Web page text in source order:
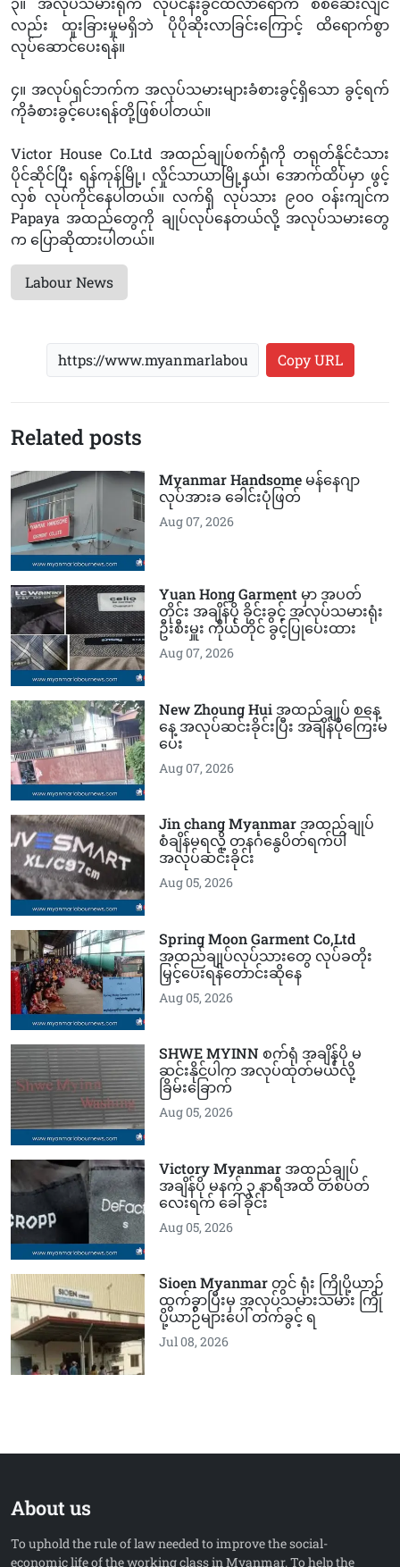
လည်း ထူးခြားမှုမရှိဘဲ ပိုပိုဆိုးလာခြင်းကြောင့် ထိရောက်စွာ
လုပ်ဆောင်ပေးရန်။
၄။ အလုပ်ရှင်ဘက်က အလုပ်သမားများခံစားခွင့်ရှိသော ခွင့်ရက်
ကိုခံစားခွင့်ပေးရန်တို့ဖြစ်ပါတယ်။
Victor House Co.Ltd အထည်ချုပ်စက်ရုံကို တရုတ်နိုင်ငံသား
ပိုင်ဆိုင်ပြီး ရန်ကုန်မြို့၊ လှိုင်သာယာမြို့နယ်၊ အောက်ထိပ်မှာ ဖွင့်
လှစ် လုပ်ကိုင်နေပါတယ်။ လက်ရှိ လုပ်သား ၉၀၀ ဝန်းကျင်က
Papaya အထည်တွေကို ချုပ်လုပ်နေတယ်လို့ အလုပ်သမားတွေ
က ပြောဆိုထားပါတယ်။
Labour News
Copy URL
Related posts
Myanmar Handsome မန်နေဂျာ
လုပ်အားခ ခေါင်းပုံဖြတ်
Aug 07, 2026
Yuan Hong Garment မှာ အပတ်
တိုင်း အချိန်ပို ခိုင်းခွင့် အလုပ်သမားရုံး
ဦးစီးမှူး ကိုယ်တိုင် ခွင့်ပြုပေးထား
Aug 07, 2026
New Zhoung Hui အထည်ချုပ် စနေ့
နေ့ အလုပ်ဆင်းခိုင်းပြီး အချိန်ပိုကြေးမ
ပေး
Aug 07, 2026
Jin chang Myanmar အထည်ချုပ်
စံချိန်မရလို့ တနင်္ဂနွေပိတ်ရက်ပါ
အလုပ်ဆင်းခိုင်း
Aug 05, 2026
Spring Moon Garment Co,Ltd
အထည်ချုပ်လုပ်သားတွေ လုပ်ခတိုး
မြှင့်ပေးရန်တောင်းဆိုနေ
Aug 05, 2026
SHWE MYINN စက်ရုံ အချိန်ပို မ
ဆင်းနိုင်ပါက အလုပ်ထုတ်မယ်လို့
ခြိမ်းခြောက်
Aug 05, 2026
Victory Myanmar အထည်ချုပ်
အချိန်ပို မနက် ၃ နာရီအထိ တစ်ပတ်
လေးရက် ခေါ်ခိုင်း
Aug 05, 2026
Sioen Myanmar တွင် ရုံး ကြိုပို့ယာဉ်
ထွက်ခွာပြီးမှ အလုပ်သမားသမား ကြို
ပို့ယာဉ်များပေါ် တက်ခွင့် ရ
Jul 08, 2026
About us
To uphold the rule of law needed to improve the social-
economic life of the working class in Myanmar. To help the